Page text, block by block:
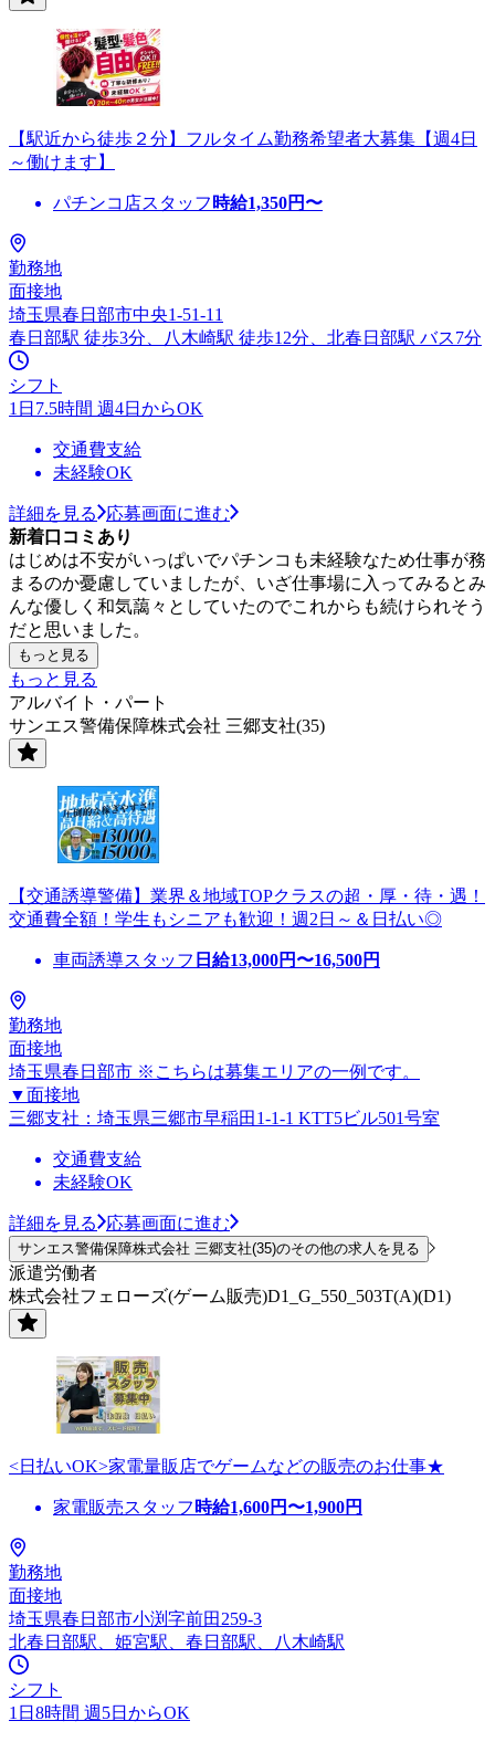
【駅近から徒歩２分】フルタイム勤務希望者大募集【週4日
～働けます】
パチンコ店スタッフ 時給1,350円〜
勤務地
面接地
埼玉県春日部市中央1-51-11
春日部駅 徒歩3分、八木崎駅 徒歩12分、北春日部駅 バス7分
シフト
1日7.5時間 週4日からOK
交通費支給
未経験OK
詳細を見る
応募画面に進む
新着口コミあり
はじめは不安がいっぱいでパチンコも未経験なため仕事が務
まるのか憂慮していましたが、いざ仕事場に入ってみるとみ
んな優しく和気藹々としていたのでこれからも続けられそう
だと思いました。
もっと見る
もっと見る
アルバイト・パート
サンエス警備保障株式会社 三郷支社(35)
【交通誘導警備】業界＆地域TOPクラスの超・厚・待・遇！
交通費全額！学生もシニアも歓迎！週2日～＆日払い◎
車両誘導スタッフ 日給13,000円〜16,500円
勤務地
面接地
埼玉県春日部市 ※こちらは募集エリアの一例です。
▼面接地
三郷支社：埼玉県三郷市早稲田1-1-1 KTT5ビル501号室
交通費支給
未経験OK
詳細を見る 応募画面に進む
サンエス警備保障株式会社 三郷支社(35)のその他の求人を見る
派遣労働者
株式会社フェローズ(ゲーム販売)D1_G_550_503T(A)(D1)
<日払いOK>家電量販店でゲームなどの販売のお仕事★
家電販売スタッフ 時給1,600円〜1,900円
勤務地
面接地
埼玉県春日部市小渕字前田259-3
北春日部駅、姫宮駅、春日部駅、八木崎駅
シフト
1日8時間 週5日からOK